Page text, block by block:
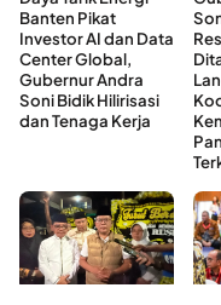
Banten Pikat
Investor AI dan Data
Center Global,
Gubernur Andra
Soni Bidik Hilirisasi
dan Tenaga Kerja